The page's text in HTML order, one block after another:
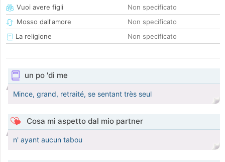
Vuoi avere figli
Non specificato
Mosso dall'amore
Non specificato
La religione
Non specificato
un po 'di me
Mince, grand, retraité, se sentant très seul
Cosa mi aspetto dal mio partner
n' ayant aucun tabou